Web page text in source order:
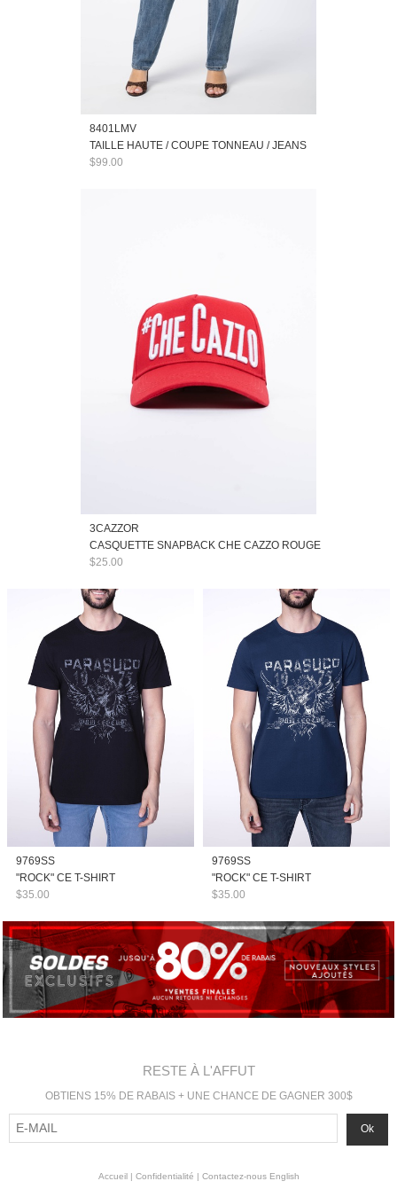
8401LMV
TAILLE HAUTE / COUPE TONNEAU / JEANS
$99.00
3CAZZOR
CASQUETTE SNAPBACK CHE CAZZO ROUGE
$25.00
9769SS
"ROCK" CE T-SHIRT
$35.00
9769SS
"ROCK" CE T-SHIRT
$35.00
RESTE À L'AFFUT
OBTIENS 15% DE RABAIS + UNE CHANCE DE GAGNER 300$
Accueil| Confidentialité | Contactez-nous English